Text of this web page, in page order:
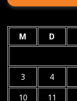
M D
3
4
10
11